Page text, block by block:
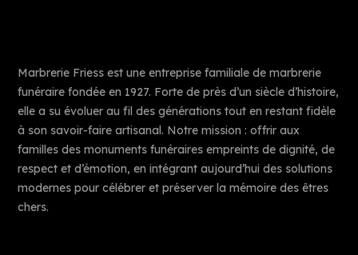
Marbrerie Friess est une entreprise familiale de marbrerie
funéraire fondée en 1927. Forte de près d’un siècle d’histoire,
elle a su évoluer au fil des générations tout en restant fidèle
à son savoir-faire artisanal. Notre mission : offrir aux
familles des monuments funéraires empreints de dignité, de
respect et d’émotion, en intégrant aujourd’hui des solutions
modernes pour célébrer et préserver la mémoire des êtres
chers.